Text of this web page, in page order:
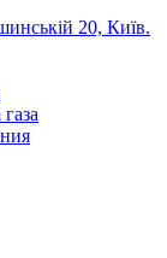
20, Київ.